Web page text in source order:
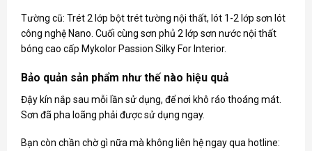
Tường cũ: Trét 2 lớp bột trét tường nội thất, lót 1-2 lớp sơn lót
công nghệ Nano. Cuối cùng sơn phủ 2 lớp sơn nước nội thất
bóng cao cấp Mykolor Passion Silky For Interior.
Bảo quản sản phẩm như thế nào hiệu quả
Đậy kín nắp sau mỗi lần sử dụng, để nơi khô ráo thoáng mát.
Sơn đã pha loãng phải được sử dụng ngay.
Bạn còn chần chờ gì nữa mà không liên hệ ngay qua hotline: